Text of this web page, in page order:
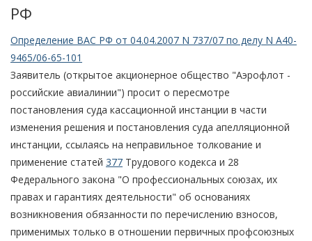
РФ
Определение ВАС РФ от 04.04.2007 N 737/07 по делу N А40-
9465/06-65-101
Заявитель (открытое акционерное общество "Аэрофлот -
российские авиалинии") просит о пересмотре
постановления суда кассационной инстанции в части
изменения решения и постановления суда апелляционной
инстанции, ссылаясь на неправильное толкование и
применение статей 377 Трудового кодекса и 28
Федерального закона "О профессиональных союзах, их
правах и гарантиях деятельности" об основаниях
возникновения обязанности по перечислению взносов,
применимых только в отношении первичных профсоюзных